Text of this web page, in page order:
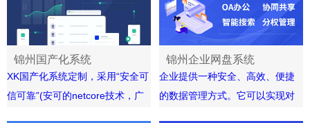
锦州国产化系统
XK国产化系统定制，采用“安全可
信可靠”(安可的netcore技术，广
锦州企业网盘系统
企业提供一种安全、高效、便捷
的数据管理方式。它可以实现对